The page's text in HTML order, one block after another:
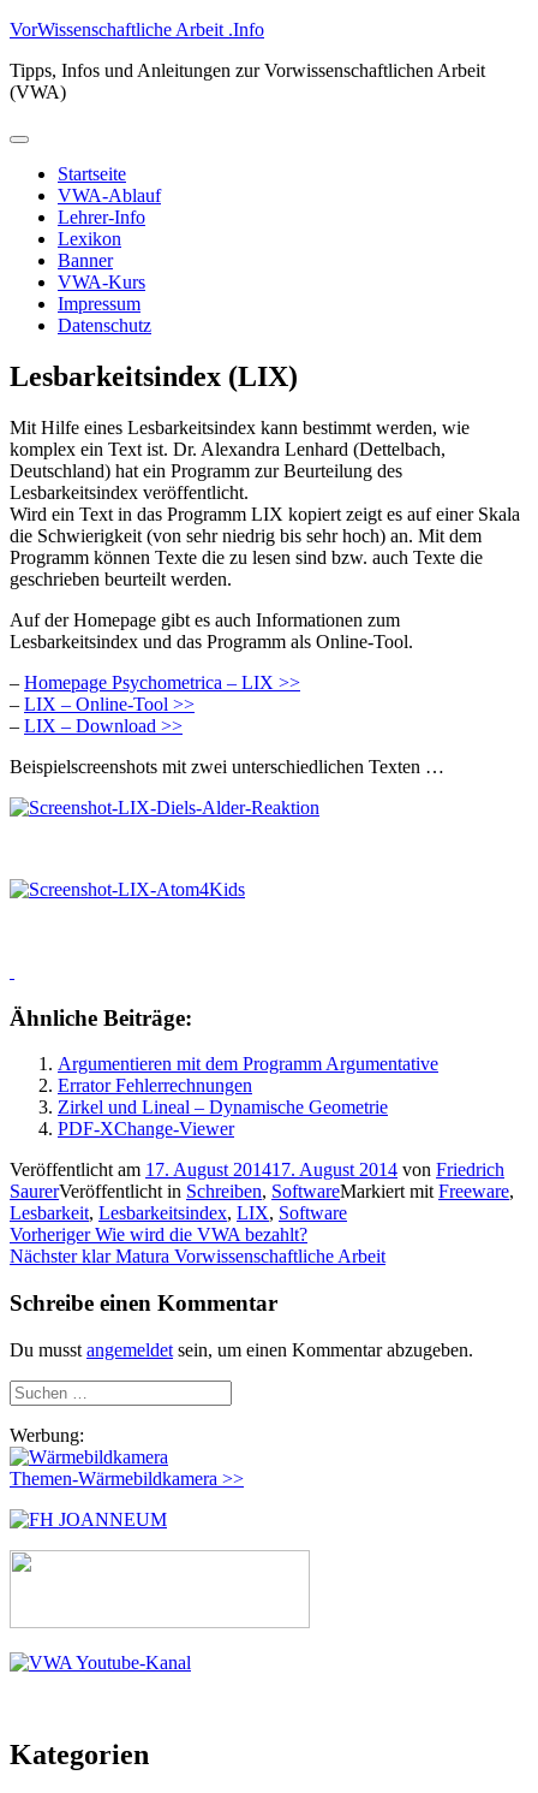
Zum
springen
VorWissenschaftliche Arbeit .Info
Tipps, Infos und Anleitungen zur Vorwissenschaftlichen Arbeit
(VWA)
Primäres
Startseite
VWA-Ablauf
Lehrer-Info
Lexikon
Banner
VWA-Kurs
Impressum
Datenschutz
Lesbarkeitsindex (LIX)
Mit Hilfe eines Lesbarkeitsindex kann bestimmt werden, wie
komplex ein Text ist. Dr. Alexandra Lenhard (Dettelbach,
Deutschland) hat ein Programm zur Beurteilung des
Lesbarkeitsindex veröffentlicht.
Wird ein Text in das Programm LIX kopiert zeigt es auf einer Skala
die Schwierigkeit (von sehr niedrig bis sehr hoch) an. Mit dem
Programm können Texte die zu lesen sind bzw. auch Texte die
geschrieben beurteilt werden.
Auf der Homepage gibt es auch Informationen zum
Lesbarkeitsindex und das Programm als Online-Tool.
– Homepage Psychometrica – LIX >>
– LIX – Online-Tool >>
– LIX – Download >>
Beispielscreenshots mit zwei unterschiedlichen Texten …
Ähnliche Beiträge:
Argumentieren mit dem Programm Argumentative
Errator Fehlerrechnungen
Zirkel und Lineal – Dynamische Geometrie
PDF-XChange-Viewer
Veröffentlicht am 17. August 201417. August 2014 von Friedrich
SaurerVeröffentlicht in Schreiben, SoftwareMarkiert mit Freeware,
Lesbarkeit, Lesbarkeitsindex, LIX, Software
Beitragsnavigation
Vorheriger Vorheriger
Beitrag:
Wie wird die VWA bezahlt?
Nächster Nächster
klar Matura Vorwissenschaftliche Arbeit
Schreibe einen Kommentar
Du musst angemeldet sein, um einen Kommentar abzugeben.
Suchen
nach:
Werbung:
Themen-Wärmebildkamera >>
Kategorien